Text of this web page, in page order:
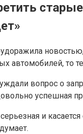
автомобилей, то
вопрос о
успешная
и